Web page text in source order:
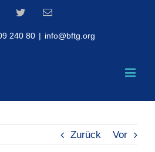
FacebookTwitterEmail
240 80 | info@bftg.org
Zurück Vor